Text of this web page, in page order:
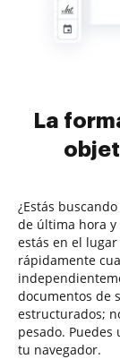
La
¿Estás
de última hora y
estás en el
rápidamente
documentos de
estructurados;
pesado.
tu navegador.